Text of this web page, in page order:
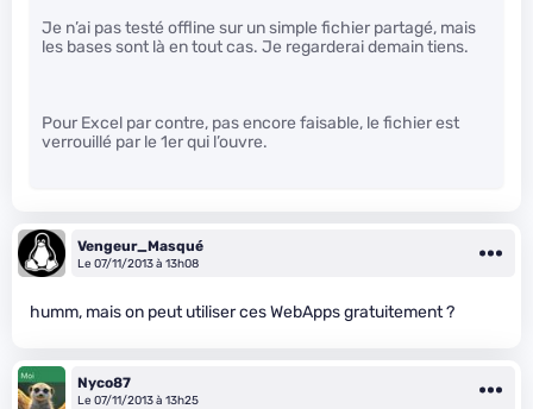
Je n’ai pas testé offline sur un simple fichier partagé, mais
les bases sont là en tout cas. Je regarderai demain tiens.
Pour Excel par contre, pas encore faisable, le fichier est
verrouillé par le 1er qui l’ouvre.
Vengeur_Masqué
Le 07/11/2013 à 13h08
humm, mais on peut utiliser ces WebApps gratuitement ?
Nyco87
Le 07/11/2013 à 13h25